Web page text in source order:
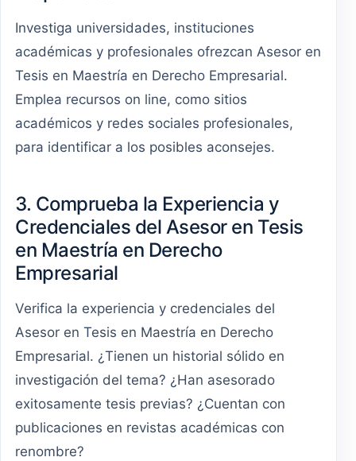
Investiga universidades, instituciones
académicas y profesionales ofrezcan Asesor en
Tesis en Maestría en Derecho Empresarial.
Emplea recursos on line, como sitios
académicos y redes sociales profesionales,
para identificar a los posibles aconsejes.
3. Comprueba la Experiencia y
Credenciales del Asesor en Tesis
en Maestría en Derecho
Empresarial
Verifica la experiencia y credenciales del
Asesor en Tesis en Maestría en Derecho
Empresarial. ¿Tienen un historial sólido en
investigación del tema? ¿Han asesorado
exitosamente tesis previas? ¿Cuentan con
publicaciones en revistas académicas con
renombre?